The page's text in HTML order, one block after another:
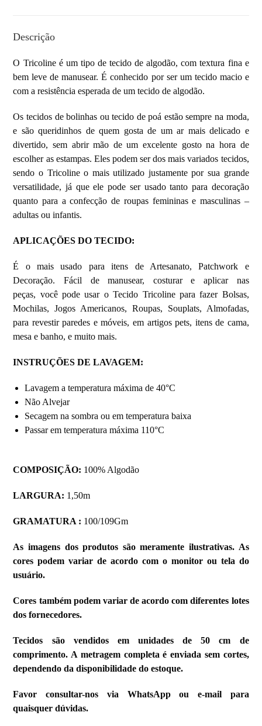
Descrição
O Tricoline é um tipo de tecido de algodão, com textura fina e
bem leve de manusear. É conhecido por ser um tecido macio e
com a resistência esperada de um tecido de algodão.
Os tecidos de bolinhas ou tecido de poá estão sempre na moda,
e são queridinhos de quem gosta de um ar mais delicado e
divertido, sem abrir mão de um excelente gosto na hora de
escolher as estampas. Eles podem ser dos mais variados tecidos,
sendo o Tricoline o mais utilizado justamente por sua grande
versatilidade, já que ele pode ser usado tanto para decoração
quanto para a confecção de roupas femininas e masculinas –
adultas ou infantis.
APLICAÇÕES DO TECIDO:
É o mais usado para itens de Artesanato, Patchwork e
Decoração. Fácil de manusear, costurar e aplicar nas
peças, você pode usar o Tecido Tricoline para fazer Bolsas,
Mochilas, Jogos Americanos, Roupas, Souplats, Almofadas,
para revestir paredes e móveis, em artigos pets, itens de cama,
mesa e banho, e muito mais.
INSTRUÇÕES DE LAVAGEM:
Lavagem a temperatura máxima de 40°C
Não Alvejar
Secagem na sombra ou em temperatura baixa
Passar em temperatura máxima 110°C
COMPOSIÇÃO: 100% Algodão
LARGURA: 1,50m
GRAMATURA : 100/109Gm
As imagens dos produtos são meramente ilustrativas. As
cores podem variar de acordo com o monitor ou tela do
usuário.
Cores também podem variar de acordo com diferentes lotes
dos fornecedores.
Tecidos são vendidos em unidades de 50 cm de
comprimento. A metragem completa é enviada sem cortes,
dependendo da disponibilidade do estoque.
Favor consultar-nos via WhatsApp ou e-mail para
quaisquer dúvidas.